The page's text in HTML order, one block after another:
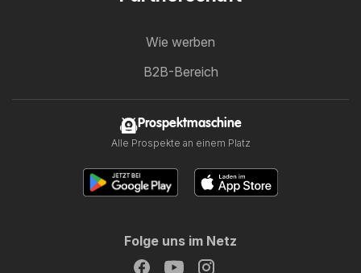
Wie werben
B2B-Bereich
Prospektmaschine
Alle Prospekte an einem Platz
Folge uns im Netz